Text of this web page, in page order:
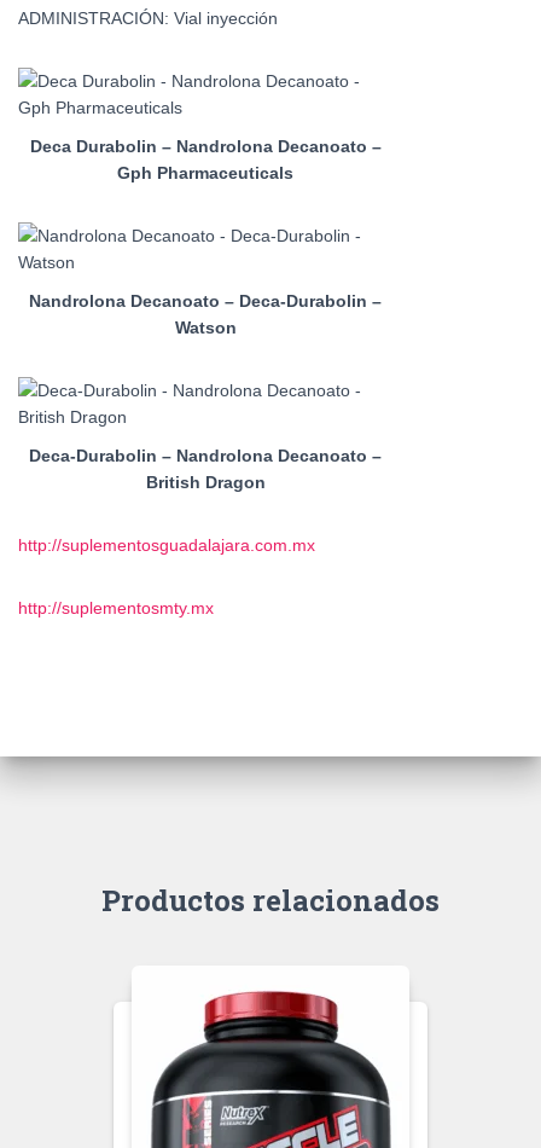
ADMINISTRACIÓN: Vial inyección
Deca Durabolin – Nandrolona Decanoato –
Gph Pharmaceuticals
Nandrolona Decanoato – Deca-Durabolin –
Watson
Deca-Durabolin – Nandrolona Decanoato –
British Dragon
http://suplementosguadalajara.com.mx
http://suplementosmty.mx
Productos relacionados